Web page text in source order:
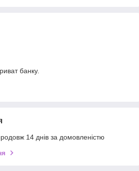
банку.
14 днів за домовленістю